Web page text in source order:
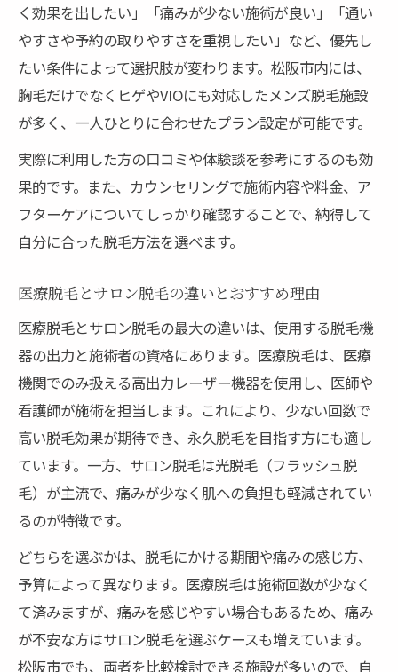
く効果を出したい」「痛みが少ない施術が良い」「通い
やすさや予約の取りやすさを重視したい」など、優先し
たい条件によって選択肢が変わります。松阪市内には、
胸毛だけでなくヒゲやVIOにも対応したメンズ脱毛施設
が多く、一人ひとりに合わせたプラン設定が可能です。
実際に利用した方の口コミや体験談を参考にするのも効
果的です。また、カウンセリングで施術内容や料金、ア
フターケアについてしっかり確認することで、納得して
自分に合った脱毛方法を選べます。
医療脱毛とサロン脱毛の違いとおすすめ理由
医療脱毛とサロン脱毛の最大の違いは、使用する脱毛機
器の出力と施術者の資格にあります。医療脱毛は、医療
機関でのみ扱える高出力レーザー機器を使用し、医師や
看護師が施術を担当します。これにより、少ない回数で
高い脱毛効果が期待でき、永久脱毛を目指す方にも適し
ています。一方、サロン脱毛は光脱毛（フラッシュ脱
毛）が主流で、痛みが少なく肌への負担も軽減されてい
るのが特徴です。
どちらを選ぶかは、脱毛にかける期間や痛みの感じ方、
予算によって異なります。医療脱毛は施術回数が少なく
て済みますが、痛みを感じやすい場合もあるため、痛み
が不安な方はサロン脱毛を選ぶケースも増えています。
松阪市でも、両者を比較検討できる施設が多いので、自